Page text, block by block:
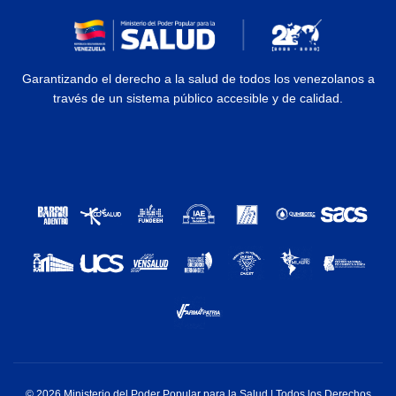
Garantizando el derecho a la salud de todos los venezolanos a
través de un sistema público accesible y de calidad.